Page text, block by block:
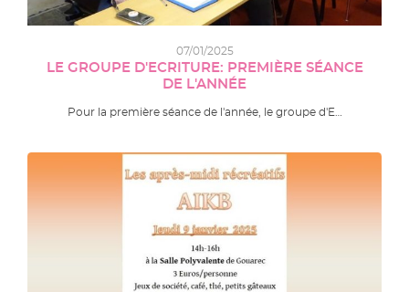
07/01/2025
LE GROUPE D'ECRITURE: PREMIÈRE SÉANCE
DE L'ANNÉE
Pour la première séance de l'année, le groupe d'E…